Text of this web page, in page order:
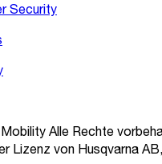
Security
Alle Rechte
Lizenz von Husqvarna